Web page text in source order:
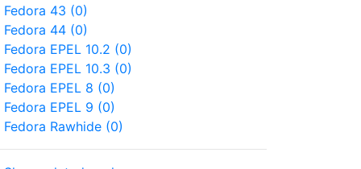
Fedora 43 (0)
Fedora 44 (0)
Fedora EPEL 10.2 (0)
Fedora EPEL 10.3 (0)
Fedora EPEL 8 (0)
Fedora EPEL 9 (0)
Fedora Rawhide (0)